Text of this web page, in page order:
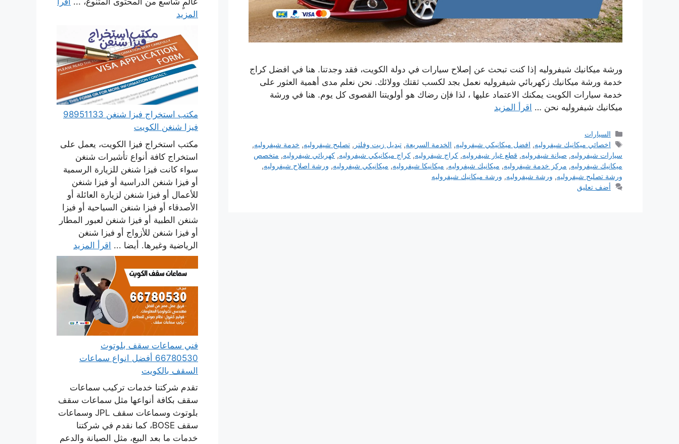
ورشة ميكانيك شيفروليه إذا كنت تبحث عن إصلاح سيارات في دولة الكويت، فقد وجدتنا. هنا في افضل كراج
خدمة ورشة ميكانيك زكهربائي شيفروليه نعمل بجد لكسب ثقتك وولائك. نحن نعلم مدى أهمية العثور على
خدمة سيارات الكويت يمكنك الاعتماد عليها ، لذا فإن رضاك ​​هو أولويتنا القصوى كل يوم. هنا في ورشة
ميكانيك شيفروليه نحن … اقرأ المزيد
التصنيفات
السيارات
الوسوم
اخصائي ميكانيك شيفروليه, افضل ميكانيكي شيفروليه, الخدمة السريعة,تبديل زيت وفلتر ,تصليح شيفروليه, خدمة شيفروليه,
سيارات شيفروليه, صيانة شيفروليه, قطع غيار شيفروليه, كراج شيفروليه, كراج ميكانيكي شيفروليه, كهربائي شيفروليه, متخصص
ميكانيك شيفروليه, مركز خدمة شيفروليه, ميكانيك شيفروليه, ميكانيكا شيفروليه, ميكانيكي شيفروليه, ورشة اصلاح شيفروليه,
ورشة تصليح شيفروليه, ورشة شيفروليه, ورشة ميكانيك شيفروليه
أضف تعليق
المزيد
مكتب استخراج فيزا شنغن 98951133
فيزا شنغن الكويت
مكتب استخراج فيزا الكويت، يعمل على
استخراج كافة أنواع تأشيرات شنغن
سواء كانت فيزا شنغن للزيارة الرسمية
أو فيزا شنغن الدراسية أو فيزا شنغن
للأعمال أو فيزا شنغن لزيارة العائلة أو
الأصدقاء أو فيزا شنغن السياحية أو فيزا
شنغن الطبية أو فيزا شنغن لعبور المطار
أو فيزا شنغن للأزواج أو فيزا شنغن
الرياضية وغيرها. أيضا ... اقرأ المزيد
فني سماعات سقف بلوتوث
66780530 أفضل انواع سماعات
السقف بالكويت
تقدم شركتنا خدمات تركيب سماعات
سقف بكافة أنواعها مثل سماعات سقف
بلوتوث وسماعات سقف JPL وسماعات
سقف BOSE، كما نقدم في شركتنا
خدمات ما بعد البيع، مثل الصيانة والدعم